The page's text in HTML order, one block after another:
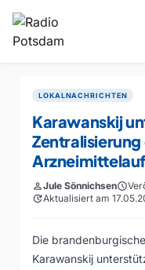
LOKALNACHRICHTEN
Karawanskij
Zentralisierung
personJule Sönnichsenschedule
updateAktualisiert am
Die
Karawanskij